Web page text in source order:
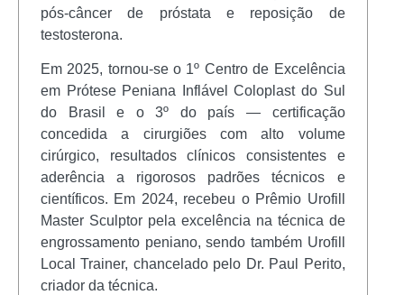
pós-câncer de próstata e reposição de
testosterona.
Em 2025, tornou-se o 1º Centro de Excelência
em Prótese Peniana Inflável Coloplast do Sul
do Brasil e o 3º do país — certificação
concedida a cirurgiões com alto volume
cirúrgico, resultados clínicos consistentes e
aderência a rigorosos padrões técnicos e
científicos. Em 2024, recebeu o Prêmio Urofill
Master Sculptor pela excelência na técnica de
engrossamento peniano, sendo também Urofill
Local Trainer, chancelado pelo Dr. Paul Perito,
criador da técnica.